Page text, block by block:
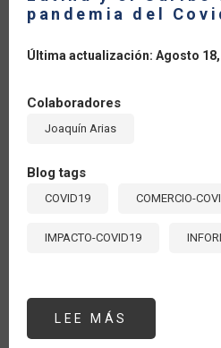
pandemia del
Última actualización: Agosto 18,
Colaboradores
Joaquín Arias
Blog tags
COVID19 COMERCIO-
IMPACTO-COVID19
LEE MÁS
13